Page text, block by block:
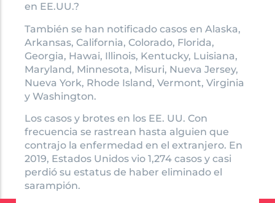
en EE.UU.?
También se han notificado casos en Alaska,
Arkansas, California, Colorado, Florida,
Georgia, Hawai, Illinois, Kentucky, Luisiana,
Maryland, Minnesota, Misuri, Nueva Jersey,
Nueva York, Rhode Island, Vermont, Virginia
y Washington.
Los casos y brotes en los EE. UU. Con
frecuencia se rastrean hasta alguien que
contrajo la enfermedad en el extranjero. En
2019, Estados Unidos vio 1,274 casos y casi
perdió su estatus de haber eliminado el
sarampión.